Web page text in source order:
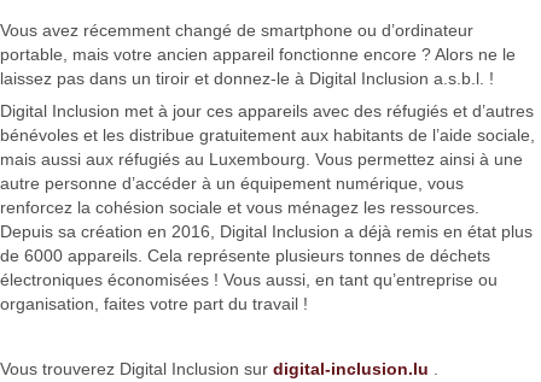
Vous avez récemment changé de smartphone ou d’ordinateur
portable, mais votre ancien appareil fonctionne encore ? Alors ne le
laissez pas dans un tiroir et donnez-le à Digital Inclusion a.s.b.l. !
Digital Inclusion met à jour ces appareils avec des réfugiés et d’autres
bénévoles et les distribue gratuitement aux habitants de l’aide sociale,
mais aussi aux réfugiés au Luxembourg. Vous permettez ainsi à une
autre personne d’accéder à un équipement numérique, vous
renforcez la cohésion sociale et vous ménagez les ressources.
Depuis sa création en 2016, Digital Inclusion a déjà remis en état plus
de 6000 appareils. Cela représente plusieurs tonnes de déchets
électroniques économisées ! Vous aussi, en tant qu’entreprise ou
organisation, faites votre part du travail !
Vous trouverez Digital Inclusion sur digital-inclusion.lu .